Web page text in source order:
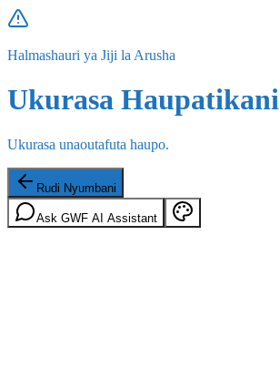
Halmashauri ya Jiji la Arusha
Ukurasa Haupatikani
Ukurasa unaoutafuta haupo.
Rudi Nyumbani
Ask GWF AI Assistant